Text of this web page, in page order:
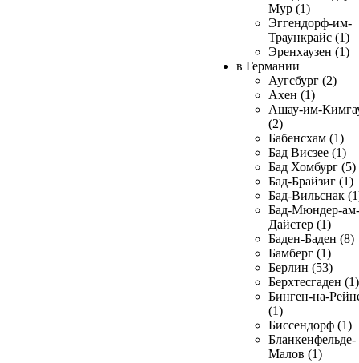
Мур (1)
Эггендорф-им-
Траункрайс (1)
Эренхаузен (1)
в Германии
Аугсбург (2)
Ахен (1)
Ашау-им-
(2)
Бабенсхам (1)
Бад Висзее (1)
Бад Хомбург (5)
Бад-Брайзиг (1)
Бад-Вильснак
Бад-Мюндер-ам-
Дайстер (1)
Баден-Баден (8)
Бамберг (1)
Берлин (53)
Берхтесгаден (1)
Бинген-на-
(1)
Биссендорф (1)
Бланкенфельде-
Малов (1)